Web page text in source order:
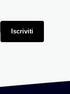
Iscriviti